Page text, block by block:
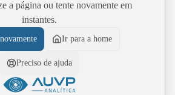
a página ou tente novamente em
instantes.
Ir para a home
Preciso de ajuda